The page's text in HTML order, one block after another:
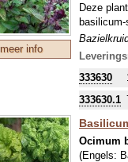
meer info
Deze
bereiding
333630
333630.1
Ocimum
(Engels: